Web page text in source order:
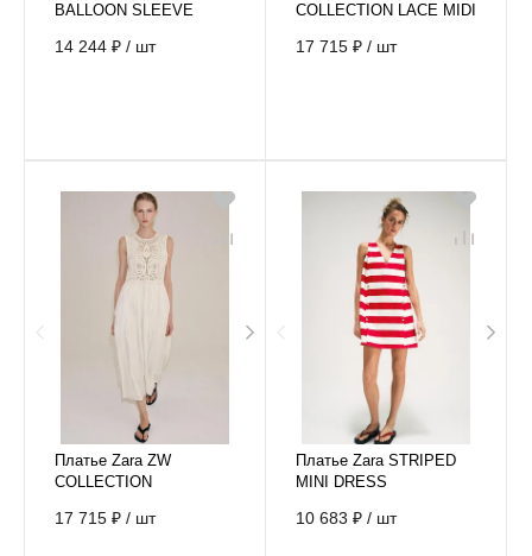
BALLOON SLEEVE
14 244 ₽ / шт
COLLECTION LACE MIDI
17 715 ₽ / шт
Платье Zara ZW
COLLECTION
DRESS
17 715 ₽ / шт
Платье Zara STRIPED
MINI DRESS
10 683 ₽ / шт